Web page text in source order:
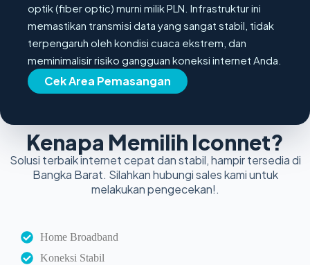
optik (fiber optic) murni milik PLN. Infrastruktur ini
memastikan transmisi data yang sangat stabil, tidak
terpengaruh oleh kondisi cuaca ekstrem, dan
meminimalisir risiko gangguan koneksi internet Anda.
Cek Area Pemasangan
Kenapa Memilih Iconnet?
Solusi terbaik internet cepat dan stabil, hampir tersedia di
Bangka Barat. Silahkan hubungi sales kami untuk
melakukan pengecekan!.
Home Broadband
Koneksi Stabil